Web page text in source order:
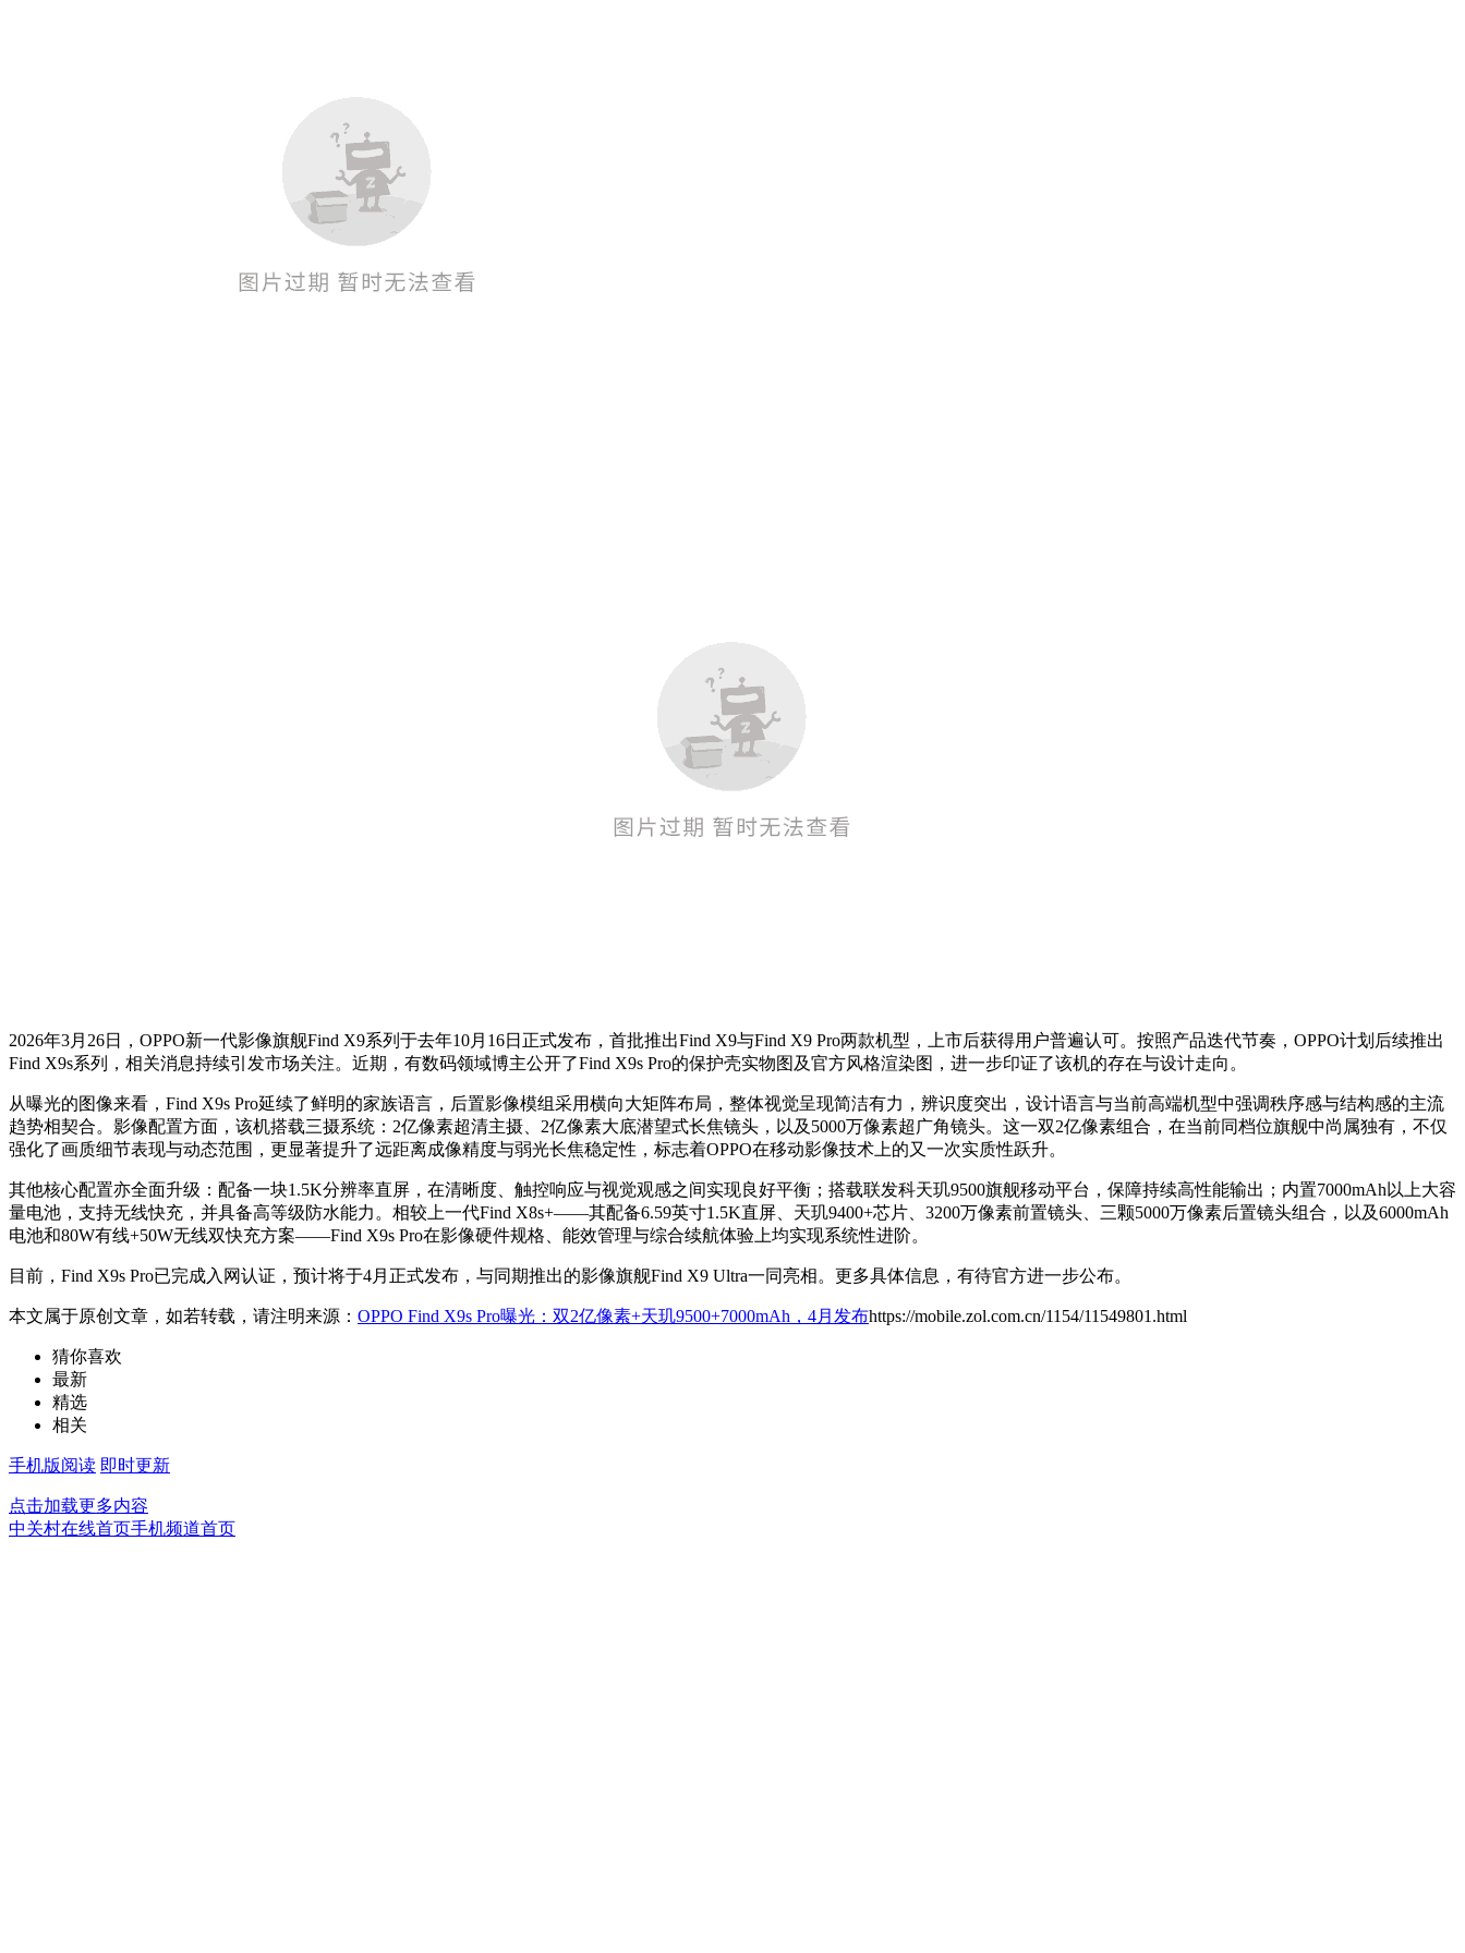
2026年3月26日，OPPO新一代影像旗舰Find X9系列于去年10月16日正式发布，首批推出Find X9与Find X9 Pro两款机型，上市后获得用户普遍认可。按照产品迭代节奏，OPPO计划后续推出
Find X9s系列，相关消息持续引发市场关注。近期，有数码领域博主公开了Find X9s Pro的保护壳实物图及官方风格渲染图，进一步印证了该机的存在与设计走向。
从曝光的图像来看，Find X9s Pro延续了鲜明的家族语言，后置影像模组采用横向大矩阵布局，整体视觉呈现简洁有力，辨识度突出，设计语言与当前高端机型中强调秩序感与结构感的主流
趋势相契合。影像配置方面，该机搭载三摄系统：2亿像素超清主摄、2亿像素大底潜望式长焦镜头，以及5000万像素超广角镜头。这一双2亿像素组合，在当前同档位旗舰中尚属独有，不仅
强化了画质细节表现与动态范围，更显著提升了远距离成像精度与弱光长焦稳定性，标志着OPPO在移动影像技术上的又一次实质性跃升。
其他核心配置亦全面升级：配备一块1.5K分辨率直屏，在清晰度、触控响应与视觉观感之间实现良好平衡；搭载联发科天玑9500旗舰移动平台，保障持续高性能输出；内置7000mAh以上大容
量电池，支持无线快充，并具备高等级防水能力。相较上一代Find X8s+——其配备6.59英寸1.5K直屏、天玑9400+芯片、3200万像素前置镜头、三颗5000万像素后置镜头组合，以及6000mAh
电池和80W有线+50W无线双快充方案——Find X9s Pro在影像硬件规格、能效管理与综合续航体验上均实现系统性进阶。
目前，Find X9s Pro已完成入网认证，预计将于4月正式发布，与同期推出的影像旗舰Find X9 Ultra一同亮相。更多具体信息，有待官方进一步公布。
本文属于原创文章，如若转载，请注明来源： OPPO Find X9s Pro曝光：双2亿像素+天玑9500+7000mAh，4月发布https://mobile.zol.com.cn/1154/11549801.html
猜你喜欢
最新
精选
相关
手机版阅读 即时更新
点击加载更多内容
中关村在线首页手机频道首页